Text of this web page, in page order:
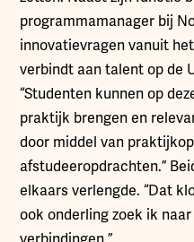
programmamanager bij
innovatievragen vanuit
verbindt aan talent op de
“Studenten kunnen op
praktijk brengen en
door middel van
afstudeeropdrachten.”
elkaars verlengde. “Dat
ook onderling zoek ik